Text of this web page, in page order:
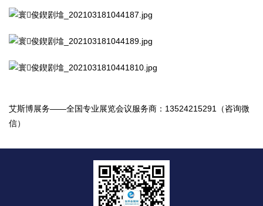
艾斯博展务——全国专业展览会议服务商：13524215291（咨询微
信）